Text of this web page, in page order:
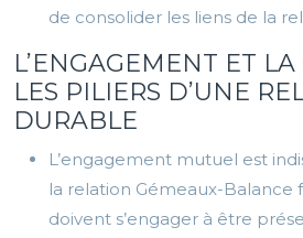
de consolider les liens de la
L’ENGAGEMENT ET
LES PILIERS D’UNE
DURABLE
L’engagement mutuel est
la relation Gémeaux-Balance
doivent s’engager à être